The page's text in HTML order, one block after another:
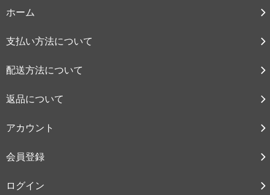
ホーム
支払い方法について
配送方法について
返品について
アカウント
会員登録
ログイン